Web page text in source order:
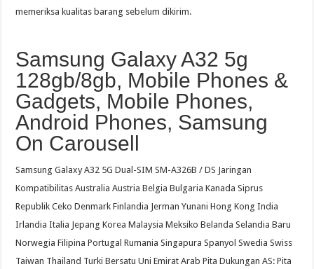
memeriksa kualitas barang sebelum dikirim.
Samsung Galaxy A32 5g
128gb/8gb, Mobile Phones &
Gadgets, Mobile Phones,
Android Phones, Samsung
On Carousell
Samsung Galaxy A32 5G Dual-SIM SM-A326B / DS Jaringan
Kompatibilitas Australia Austria Belgia Bulgaria Kanada Siprus
Republik Ceko Denmark Finlandia Jerman Yunani Hong Kong India
Irlandia Italia Jepang Korea Malaysia Meksiko Belanda Selandia Baru
Norwegia Filipina Portugal Rumania Singapura Spanyol Swedia Swiss
Taiwan Thailand Turki Bersatu Uni Emirat Arab Pita Dukungan AS: Pita